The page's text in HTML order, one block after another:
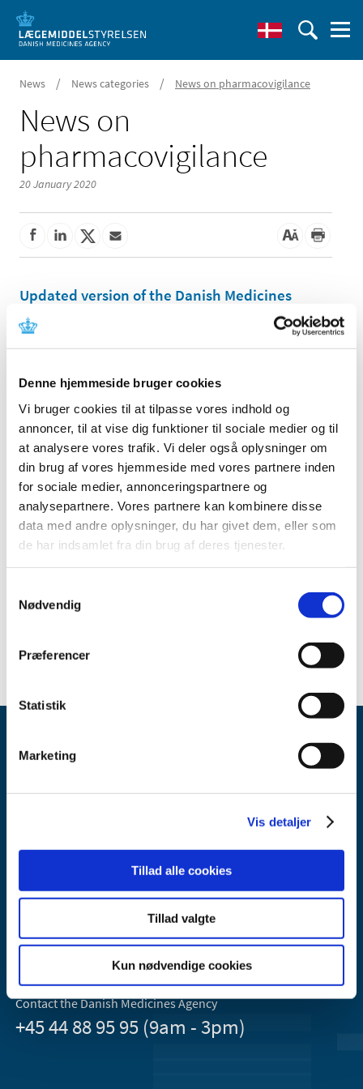
Denne hjemmeside bruger cookies
Vi bruger cookies til at tilpasse vores indhold og
annoncer, til at vise dig funktioner til sociale medier og til
at analysere vores trafik. Vi deler også oplysninger om
din brug af vores hjemmeside med vores partnere inden
for sociale medier, annonceringspartnere og
analysepartnere. Vores partnere kan kombinere disse
data med andre oplysninger, du har givet dem, eller som
de har indsamlet fra din brug af deres tjenester.
Nødvendig
Præferencer
Statistik
Marketing
Vis detaljer
Tillad alle cookies
Tillad valgte
Kun nødvendige cookies
News / News categories / News on pharmacovigilance
News on
pharmacovigilance
20 January 2020
Updated version of the Danish Medicines
Agency's guidance on risk-adapted recording
and reporting of adverse events in clinical
trials is now available on the website
|23 October 2024
recording and reporting of adverse events in clinical
All items (13)
TIME
2026 (1)
2025 (1)
2024 (1)
2021 (8)
Axel Heides Gade 1
Email:dkma@dkma.dk
The Danish Medicines Agency is part of the
Contact the Danish Medicines Agency
+45 44 88 95 95 (9am - 3pm)